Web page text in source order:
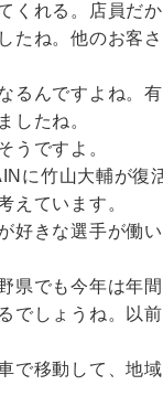
れる。店員だ
ね。他のお客
るんですよね。
したね。
うですよ。
竹山大輔が復
えています。
きな選手が働
でも今年は年
でしょうね。以
移動して、地